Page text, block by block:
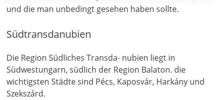
und die man unbedingt gesehen haben sollte.
Südtransdanubien
Die Region Südliches Transda- nubien liegt in
Südwestungarn, südlich der Region Balaton. die
wichtigsten Städte sind Pécs, Kaposvár, Harkány und
Szekszárd.